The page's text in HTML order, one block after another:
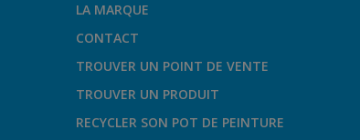
LA MARQUE
CONTACT
TROUVER UN POINT DE VENTE
TROUVER UN PRODUIT
RECYCLER SON POT DE PEINTURE